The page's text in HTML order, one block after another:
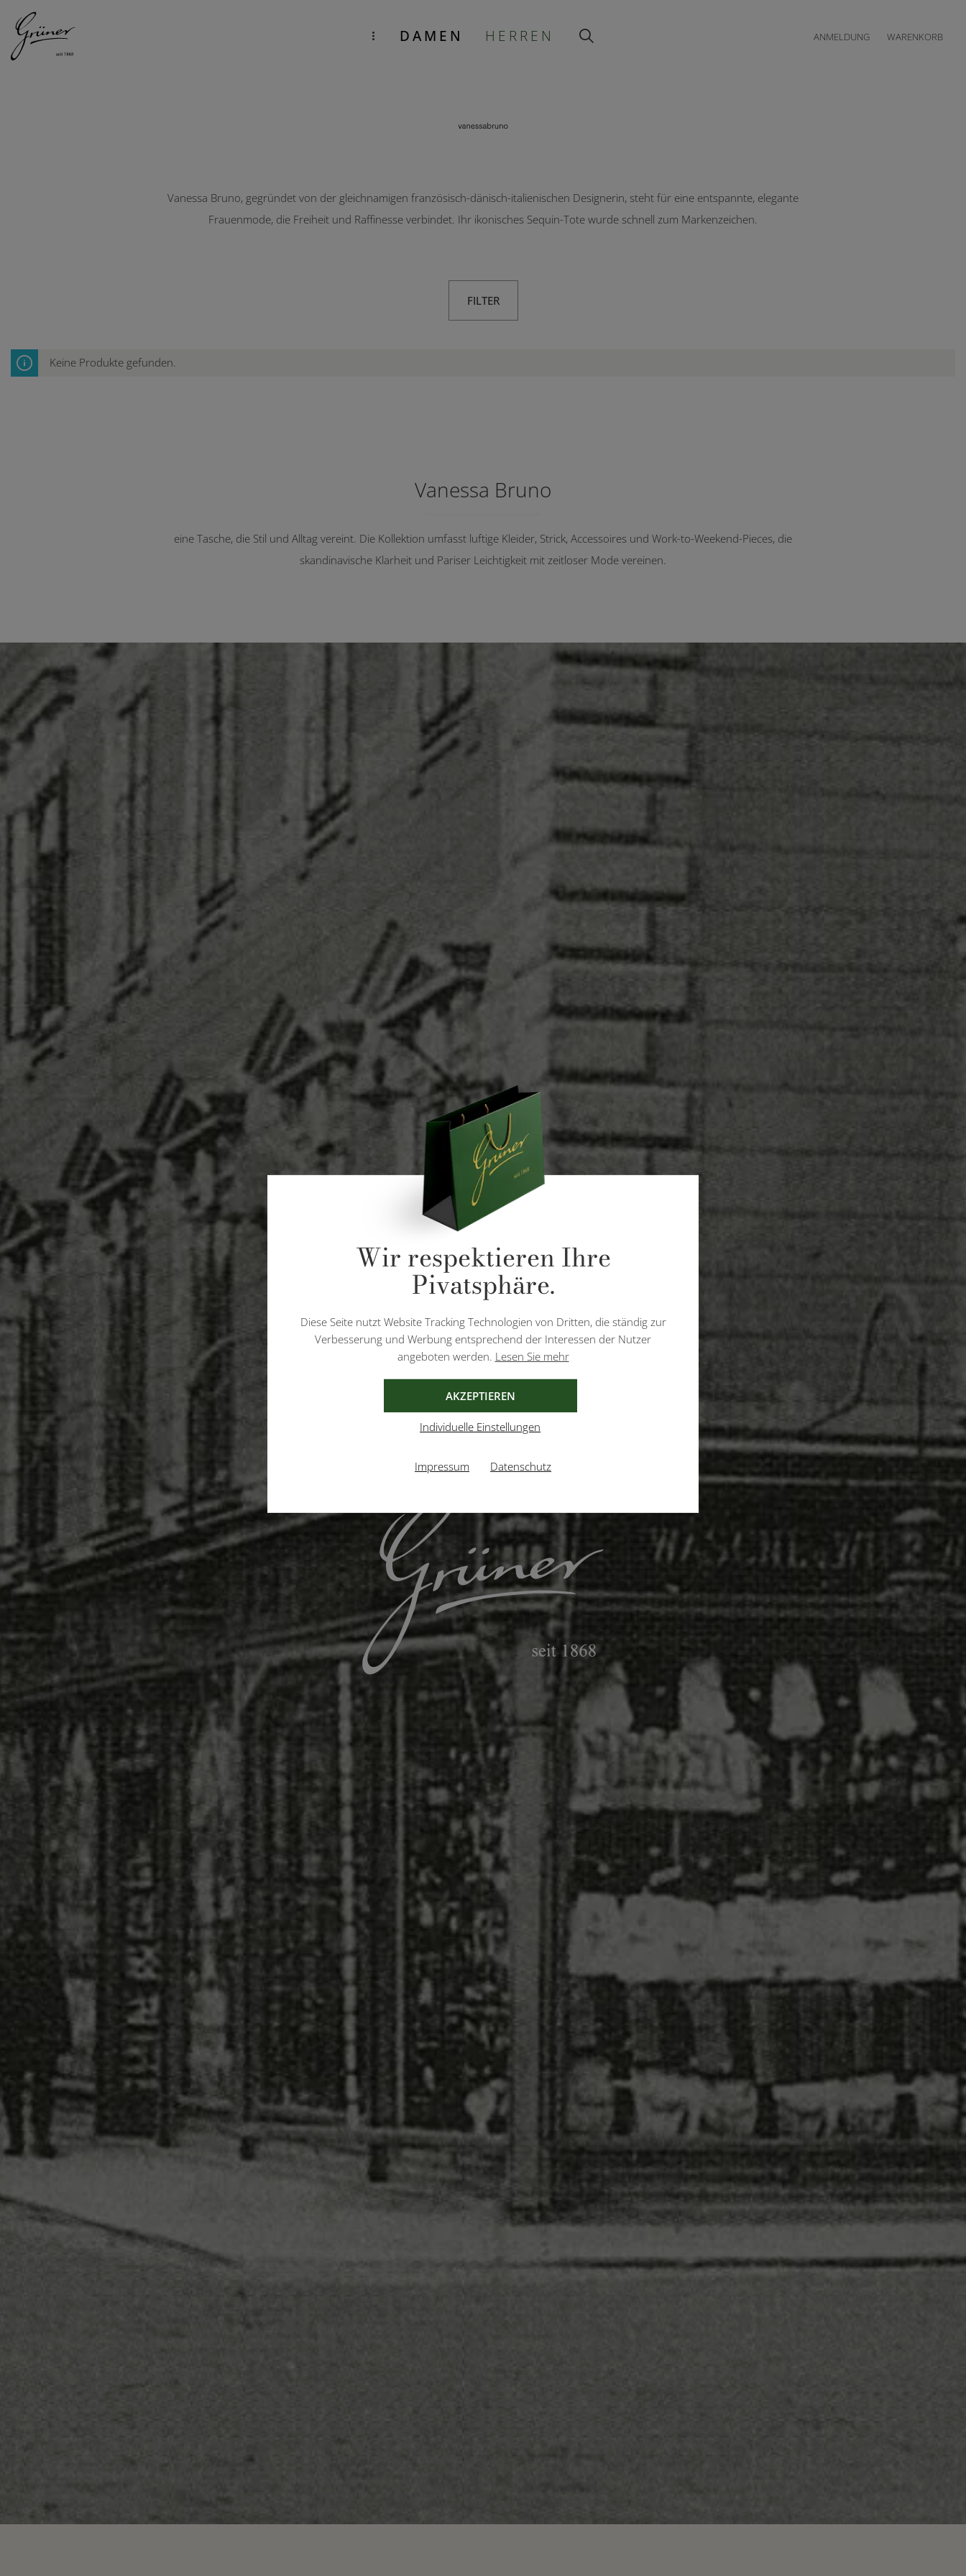
DAMEN HERREN ANMELDUNG WARENKORB
Vanessa Bruno, gegründet von der gleichnamigen französisch-dänisch-italienischen Designerin, steht für eine entspannte, elegante
Frauenmode, die Freiheit und Raffinesse verbindet. Ihr ikonisches Sequin-Tote wurde schnell zum Markenzeichen.
FILTER
Keine Produkte gefunden.
Vanessa Bruno
eine Tasche, die Stil und Alltag vereint. Die Kollektion umfasst luftige Kleider, Strick, Accessoires und Work-to-Weekend-Pieces, die
skandinavische Klarheit und Pariser Leichtigkeit mit zeitlos­er Mode vereinen.
Wir respektieren Ihre
Pivatsphäre.
Diese Seite nutzt Website Tracking Technologien von Dritten, die ständig zur
Verbesserung und Werbung entsprechend der Interessen der Nutzer
angeboten werden. Lesen Sie mehr
AKZEPTIEREN
Individuelle Einstellungen
Impressum Datenschutz